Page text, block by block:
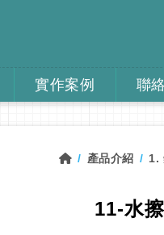
實作案例 聯
產品介紹 1.
11-水